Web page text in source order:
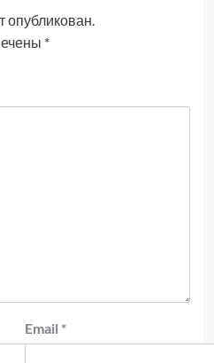
опубликован.
*
Email *